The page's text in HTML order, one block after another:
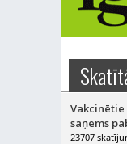
Vakcinētie
saņems
23707